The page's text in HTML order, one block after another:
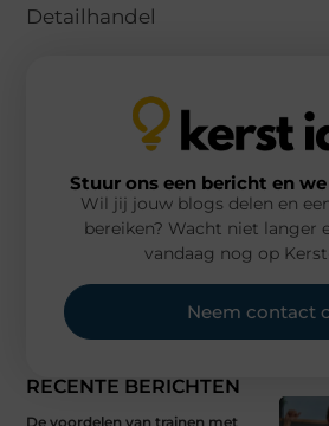
Detailhandel
RECENTE BERICHTEN
De voordelen van trainen met
Stuur ons een bericht en
Wil jij jouw blogs delen en
bereiken? Wacht niet langer
vandaag nog op
Neem contact